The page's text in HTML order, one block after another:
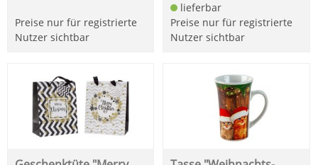
Preise nur für registrierte
Nutzer sichtbar
lieferbar
Preise nur für registrierte
Nutzer sichtbar